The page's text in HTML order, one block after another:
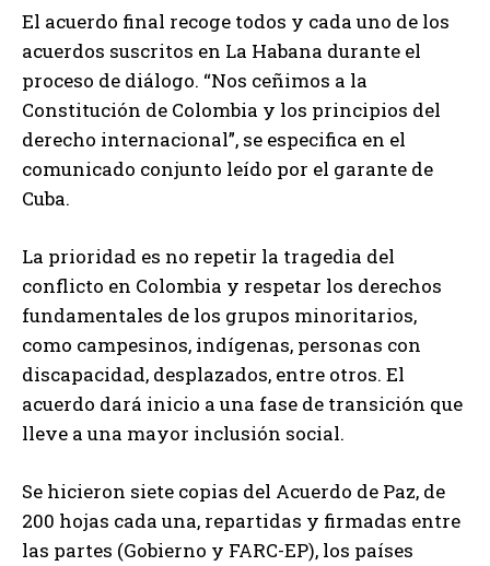
El acuerdo final recoge todos y cada uno de los
acuerdos suscritos en La Habana durante el
proceso de diálogo. “Nos ceñimos a la
Constitución de Colombia y los principios del
derecho internacional”, se especifica en el
comunicado conjunto leído por el garante de
Cuba.
La prioridad es no repetir la tragedia del
conflicto en Colombia y respetar los derechos
fundamentales de los grupos minoritarios,
como campesinos, indígenas, personas con
discapacidad, desplazados, entre otros. El
acuerdo dará inicio a una fase de transición que
lleve a una mayor inclusión social.
Se hicieron siete copias del Acuerdo de Paz, de
200 hojas cada una, repartidas y firmadas entre
las partes (Gobierno y FARC-EP), los países